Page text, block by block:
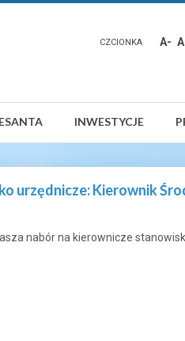
CZCIONKA A- A
INWESTYCJE
urzędnicze: Kierownik
nabór na kierownicze